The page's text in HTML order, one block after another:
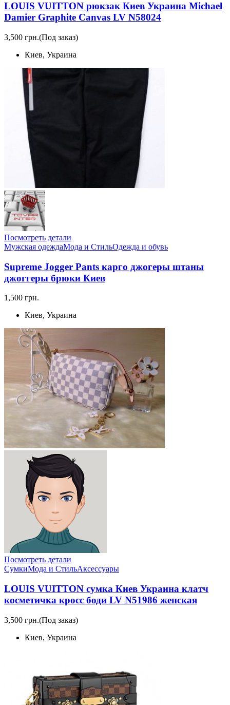
LOUIS VUITTON рюкзак Киев Украина Michael
Damier Graphite Canvas LV N58024
3,500 грн.(Под заказ)
Киев, Украина
Посмотреть детали
Мужская одеждаМода и СтильОдежда и обувь
Supreme Jogger Pants карго джогеры штаны
джоггеры брюки Киев
1,500 грн.
Киев, Украина
Посмотреть детали
СумкиМода и СтильАксессуары
LOUIS VUITTON сумка Киев Украина клатч
косметичка кросс боди LV N51986 женская
3,500 грн.(Под заказ)
Киев, Украина